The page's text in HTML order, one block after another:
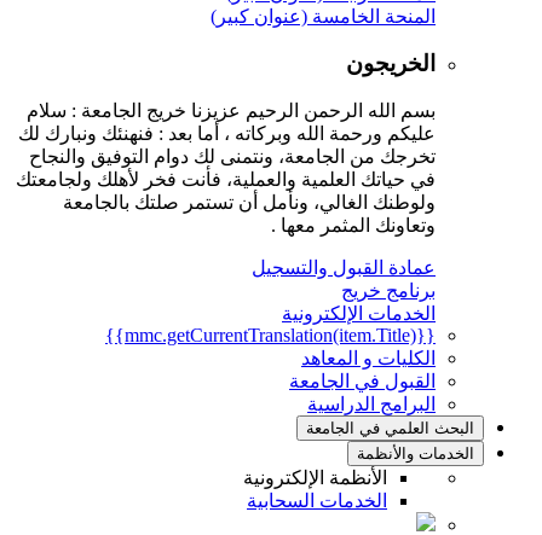
المنحة الخامسة (عنوان كبير)
الخريجون
بسم الله الرحمن الرحيم عزيزنا خريج الجامعة : سلام
عليكم ورحمة الله وبركاته ، أما بعد : فنهنئك ونبارك لك
تخرجك من الجامعة، ونتمنى لك دوام التوفيق والنجاح
في حياتك العلمية والعملية، فأنت فخر لأهلك ولجامعتك
ولوطنك الغالي، ونأمل أن تستمر صلتك بالجامعة
وتعاونك المثمر معها .
عمادة القبول والتسجيل
برنامج خريج
الخدمات الإلكترونية
{{mmc.getCurrentTranslation(item.Title)}}
الكليات و المعاهد
القبول في الجامعة
البرامج الدراسية
البحث العلمي في الجامعة
الخدمات والأنظمة
الأنظمة الإلكترونية
الخدمات السحابية